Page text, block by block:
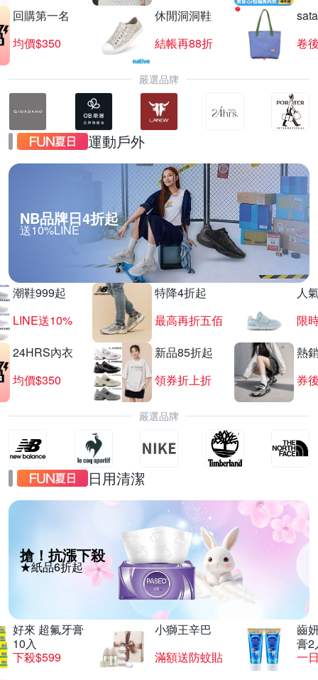
回購第一名
均價$350
休閒洞洞鞋
結帳再88折
卷
嚴選品牌
運動戶外
NB品牌日4折起
送10%LINE
潮鞋999起
LINE送10%
特降4折起
最高再折五佰
人
限
24HRS內衣
均價$350
新品85折起
領券折上折
熱
券
嚴選品牌
日用清潔
搶！抗漲下殺
★紙品6折起
好來 超氟牙膏
10入
下殺$599
小獅王辛巴
滿額送防蚊貼
齒
膏2
一